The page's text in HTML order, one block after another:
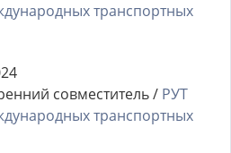
транспортных
совместитель / РУТ
транспортных